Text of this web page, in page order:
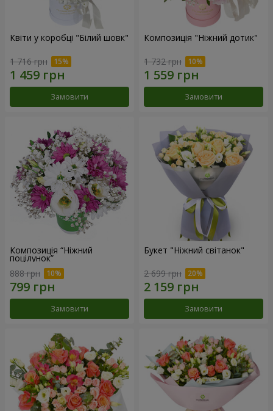
Квіти у коробці "Білий шовк"
1 716 грн
Замовити
Композиція "Ніжний дотик"
1 732 грн
Замовити
Композиція “Ніжний
поцілунок”
888 грн
Замовити
Букет "Ніжний світанок"
2 699 грн
Замовити